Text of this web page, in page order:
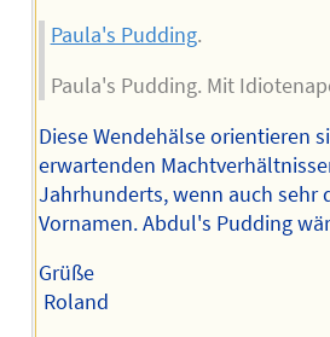
Paula's Pudding.
Paula's Pudding. Mit
Diese Wendehälse orientieren
erwartenden
Jahrhunderts, wenn auch sehr
Vornamen. Abdul's Pudding
Grüße
Roland